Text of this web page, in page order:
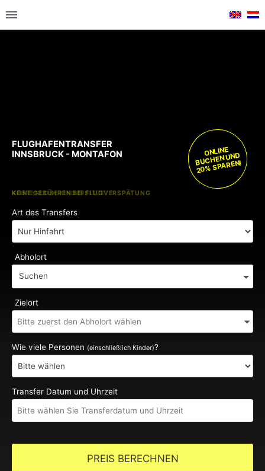
KOSTENLOSE KINDERSITZE
KEINE GEBÜHREN BEI FLUGVERSPÄTUNG
ONLINE
BUCHEN UND
20% SPAREN!
Art des Transfers
Abholort
Suchen
Zielort
Wie viele Personen (einschließlich Kinder)?
Transfer Datum und Uhrzeit
PREIS BERECHNEN
FLUGHAFENTRANSFER
INNSBRUCK - MONTAFON